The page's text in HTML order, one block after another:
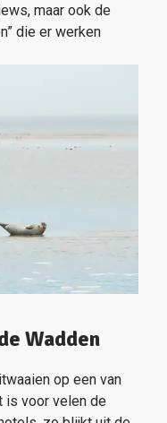
maar ook de
die er werken
Wadden
op een van
is voor velen de